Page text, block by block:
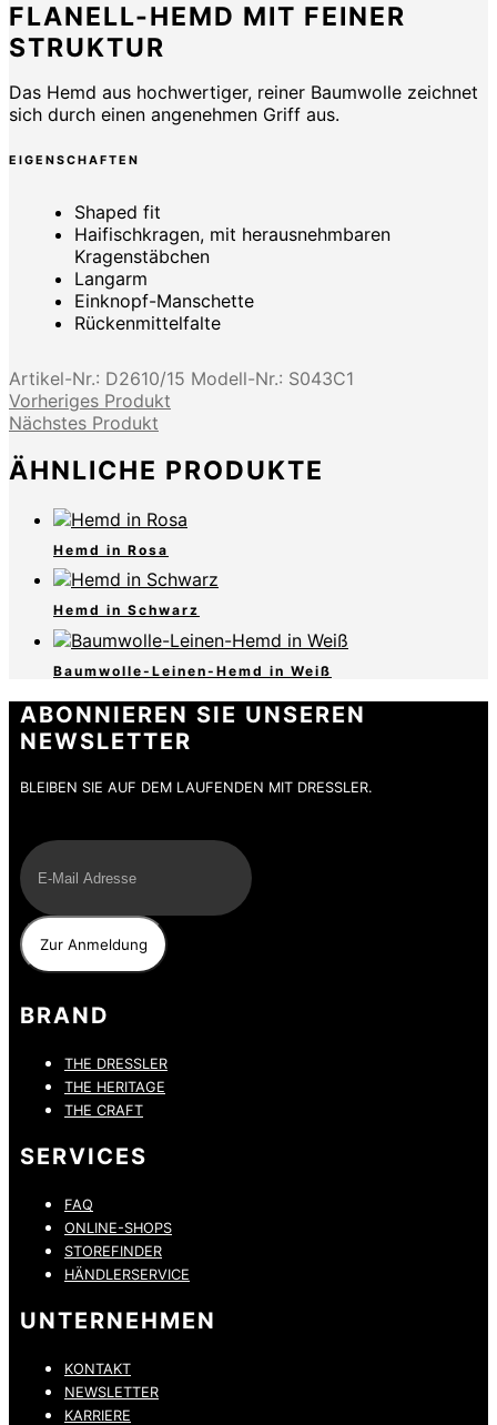
FLANELL-HEMD MIT FEINER
STRUKTUR
Das Hemd aus hochwertiger, reiner Baumwolle zeichnet
sich durch einen angenehmen Griff aus.
EIGENSCHAFTEN
Shaped fit
Haifischkragen, mit herausnehmbaren
Kragenstäbchen
Langarm
Einknopf-Manschette
Rückenmittelfalte
Artikel-Nr.: D2610/15 Modell-Nr.: S043C1
Vorheriges Produkt
Nächstes Produkt
ÄHNLICHE PRODUKTE
Hemd in Rosa
Hemd in Schwarz
Baumwolle-Leinen-Hemd in Weiß
ABONNIEREN SIE UNSEREN
NEWSLETTER
BLEIBEN SIE AUF DEM LAUFENDEN MIT DRESSLER.
BRAND
THE DRESSLER
THE HERITAGE
THE CRAFT
SERVICES
FAQ
ONLINE-SHOPS
STOREFINDER
HÄNDLERSERVICE
UNTERNEHMEN
KONTAKT
NEWSLETTER
KARRIERE